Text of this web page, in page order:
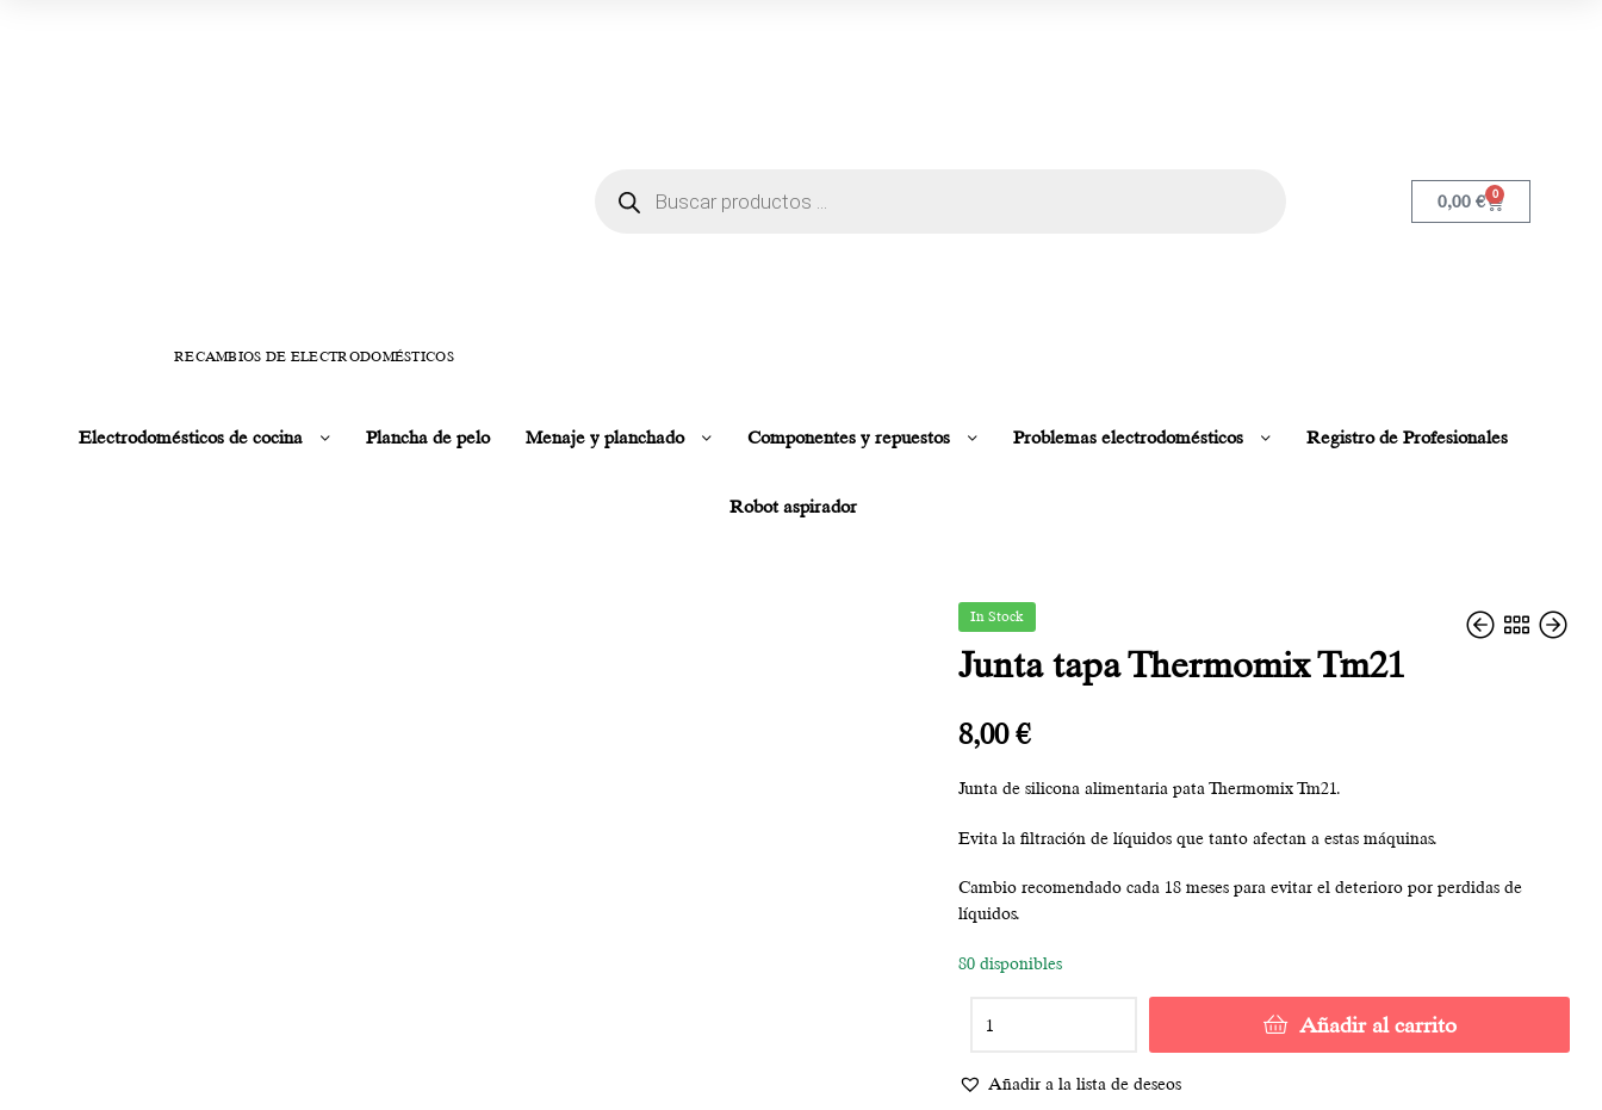
RECAMBIOS DE ELECTRODOMÉSTICOS
0,00€ 0
Electrodomésticos de cocina Plancha de pelo Menaje y planchado Componentes y repuestos Problemas electrodomésticos Registro de Profesionales
Robot aspirador
In Stock
Junta tapa Thermomix Tm21
8,00€
Junta de silicona alimentaria pata Thermomix Tm21.
Evita la filtración de líquidos que tanto afectan a estas máquinas.
Cambio recomendado cada 18 meses para evitar el deterioro por perdidas de
líquidos.
80 disponibles
Añadir al carrito
Añadir a la lista de deseos